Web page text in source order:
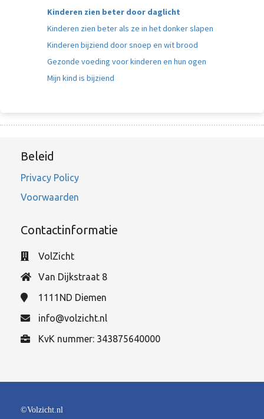
Kinderen zien beter door daglicht
Kinderen zien beter als ze in het donker slapen
Kinderen bijziend door snoep en wit brood
Gezonde voeding voor kinderen en hun ogen
Mijn kind is bijziend
Beleid
Privacy Policy
Voorwaarden
Contactinformatie
VolZicht
Van Dijkstraat 8
1111ND Diemen
info@volzicht.nl
KvK nummer: 343875640000
©Volzicht.nl